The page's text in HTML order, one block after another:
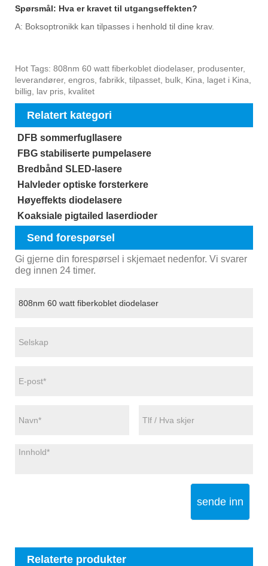
Spørsmål: Hva er kravet til utgangseffekten?
A: Boksoptronikk kan tilpasses i henhold til dine krav.
Hot Tags: 808nm 60 watt fiberkoblet diodelaser, produsenter,
leverandører, engros, fabrikk, tilpasset, bulk, Kina, laget i Kina,
billig, lav pris, kvalitet
Relatert kategori
DFB sommerfugllasere
FBG stabiliserte pumpelasere
Bredbånd SLED-lasere
Halvleder optiske forsterkere
Høyeffekts diodelasere
Koaksiale pigtailed laserdioder
Send forespørsel
Gi gjerne din forespørsel i skjemaet nedenfor. Vi svarer
deg innen 24 timer.
sende inn
Relaterte produkter